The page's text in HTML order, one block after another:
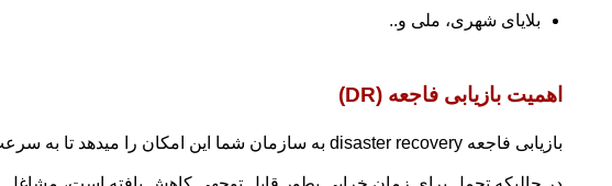
بلایای شهری، ملی و..
اهمیت بازیابی فاجعه (DR
)
بازیابی فاجعه disaster recovery به سازمان شما این امکان را میدهد تا به سرعت پس از وقوع یک حادثه، عملکردهای مهم ماموریت خود را حفظ یا از سر بگیرد.